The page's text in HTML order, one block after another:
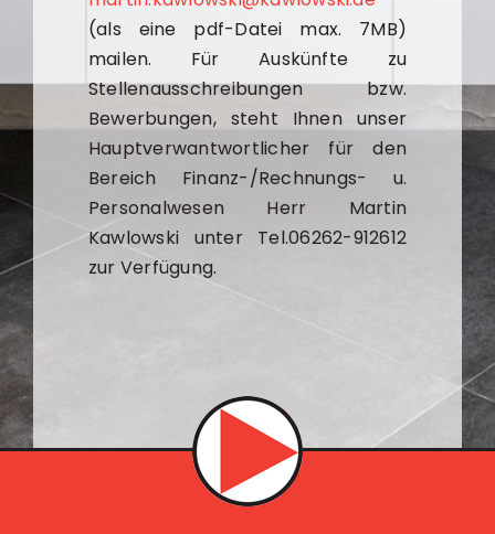
(als eine pdf-Datei max. 7MB)
mailen. Für Auskünfte zu
Stellenausschreibungen bzw.
Bewerbungen, steht Ihnen unser
Hauptverwantwortlicher für den
Bereich Finanz-/Rechnungs- u.
Personalwesen Herr Martin
Kawlowski unter Tel.06262-912612
zur Verfügung.